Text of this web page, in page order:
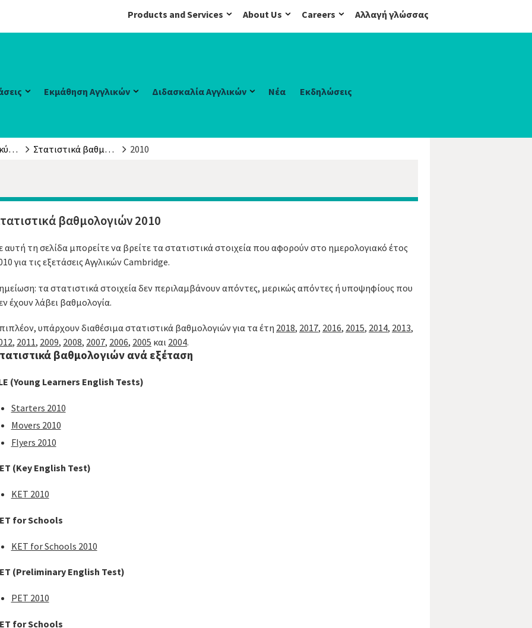
Products and Services About Us Careers Αλλαγή γλώσσας
Εκμάθηση Αγγλικών Διδασκαλία Αγγλικών Νέα Εκδηλώσεις
Έρευνα και Επικύρωση Στατιστικά βαθμολογιών 2010
βαθμολογιών 2010
αυτή τη σελίδα μπορείτε να βρείτε τα στατιστικά στοιχεία που αφορούν στο ημερολογιακό έτος
για τις εξετάσεις Αγγλικών Cambridge.
τα στατιστικά στοιχεία δεν περιλαμβάνουν απόντες, μερικώς απόντες ή υποψηφίους που
έχουν λάβει βαθμολογία.
υπάρχουν διαθέσιμα στατιστικά βαθμολογιών για τα έτη 2018, 2017, 2016, 2015, 2014, 2013,
, 2011, 2009, 2008, 2007, 2006, 2005 και 2004.
βαθμολογιών ανά εξέταση
(Young Learners English Tests)
Starters 2010
Movers 2010
Flyers 2010
(Key English Test)
KET 2010
for Schools
KET for Schools 2010
(Preliminary English Test)
PET 2010
for Schools